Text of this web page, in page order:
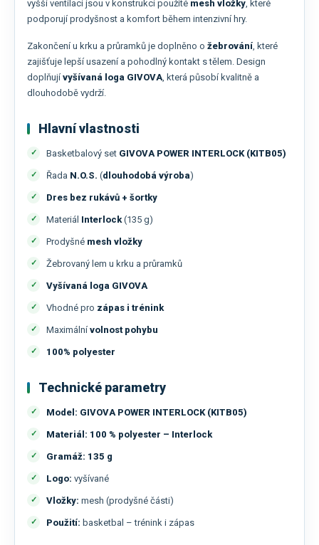
vyšší ventilaci jsou v konstrukci použité mesh vložky, které
podporují prodyšnost a komfort během intenzivní hry.
Zakončení u krku a průramků je doplněno o žebrování, které
zajišťuje lepší usazení a pohodlný kontakt s tělem. Design
doplňují vyšívaná loga GIVOVA, která působí kvalitně a
dlouhodobě vydrží.
Hlavní vlastnosti
Basketbalový set GIVOVA POWER INTERLOCK (KITB05)
Řada N.O.S. (dlouhodobá výroba)
Dres bez rukávů + šortky
Materiál Interlock(135 g)
Prodyšné mesh vložky
Žebrovaný lem u krku a průramků
Vyšívaná loga GIVOVA
Vhodné pro zápas i trénink
Maximální volnost pohybu
100% polyester
Technické parametry
Model: GIVOVA POWER INTERLOCK (KITB05)
Materiál: 100 % polyester – Interlock
Gramáž: 135 g
Logo: vyšívané
Vložky: mesh (prodyšné části)
Použití: basketbal – trénink i zápas